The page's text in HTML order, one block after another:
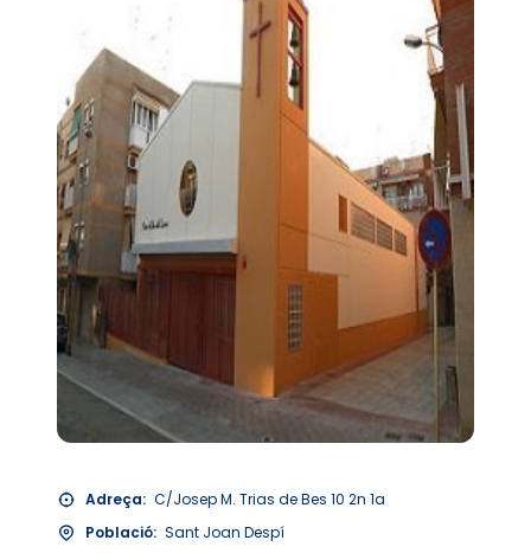
Adreça: C/Josep M. Trias de Bes 10 2n 1a
Població: Sant Joan Despí